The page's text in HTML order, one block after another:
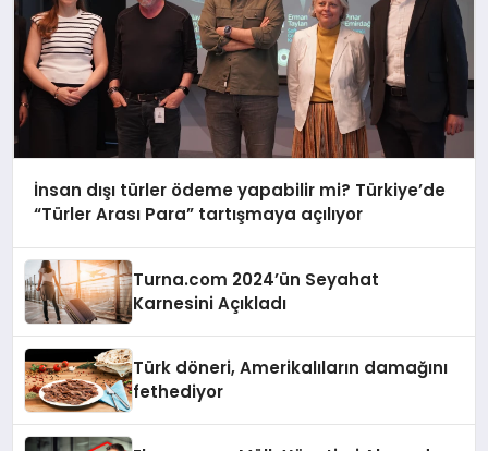
İnsan dışı türler ödeme yapabilir mi? Türkiye’de
“Türler Arası Para” tartışmaya açılıyor
Turna.com 2024’ün Seyahat
Karnesini Açıkladı
Türk döneri, Amerikalıların damağını
fethediyor